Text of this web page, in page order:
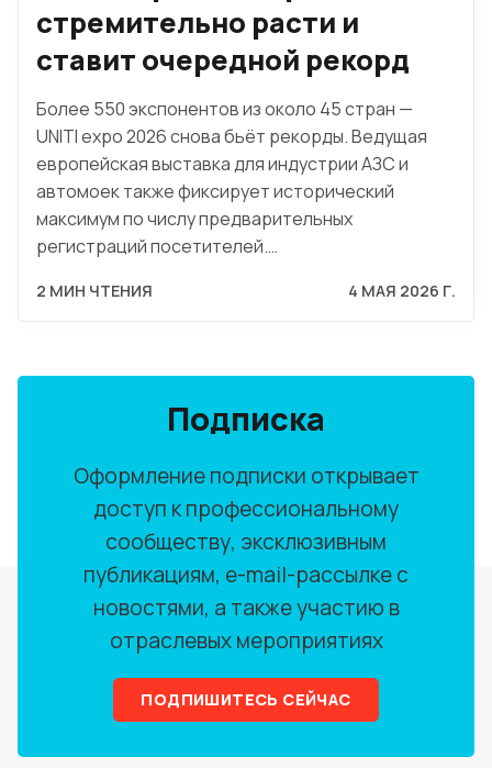
стремительно расти и
ставит очередной рекорд
Более 550 экспонентов из около 45 стран —
UNITI expo 2026 снова бьёт рекорды. Ведущая
европейская выставка для индустрии АЗС и
автомоек также фиксирует исторический
максимум по числу предварительных
регистраций посетителей.…
2 МИН ЧТЕНИЯ 4 МАЯ 2026 Г.
Подписка
Оформление подписки открывает
доступ к профессиональному
сообществу, эксклюзивным
публикациям, e-mail-рассылке с
новостями, а также участию в
отраслевых мероприятиях
ПОДПИШИТЕСЬ СЕЙЧАС